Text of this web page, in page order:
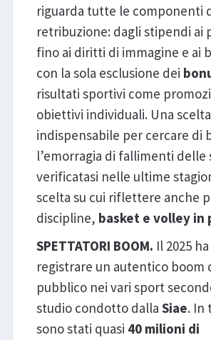
riguarda tutte le componenti
retribuzione: dagli stipendi ai
fino ai diritti di immagine e ai
con la sola esclusione dei
risultati sportivi come
obiettivi individuali. Una scelta
indispensabile per cercare di
l’emorragia di fallimenti delle
verificatasi nelle ultime
scelta su cui riflettere anche
discipline, basket e volley in
SPETTATORI BOOM. Il 2025
registrare un autentico boom
pubblico nei vari sport
studio condotto dalla Siae. In
sono stati quasi 40 milioni di